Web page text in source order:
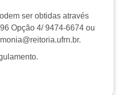
ser obtidas através
Opção 4/ 9474-6674 ou